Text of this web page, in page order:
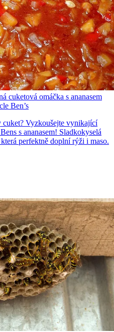
cuketová omáčka s ananasem
Ben’s
cuket? Vyzkoušejte vynikající
s ananasem! Sladkokyselá
perfektně doplní rýži i maso.